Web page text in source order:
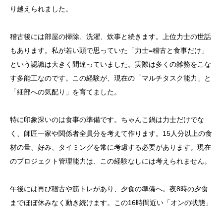
り越えられました。
稽古後には部屋の掃除、洗濯、炊事と続きます。上位力士の世話
もあります。私が若い頭で思っていた「力士=稽古と食事だけ」
という認識は大きく間違っていました。実際は多くの雑務をこな
す多能工なのです。この経験が、現在の「マルチタスク能力」と
「細部への気配り」を育てました。
特に印象深いのは食事の準備です。ちゃんこ鍋は力士だけでな
く、師匠一家や関係者全員分を考えて作ります。15人分以上の食
材の量、好み、タイミングを常に考慮する必要があります。現在
のプロジェクト管理能力は、この経験なしには考えられません。
午後には再び稽古や筋トレがあり、夕食の準備へ。夜8時の夕食
までほぼ休みなく動き続けます。この16時間近い「オンの状態」